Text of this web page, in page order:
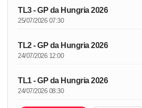
TL3 - GP da Hungria 2026
25/07/2026 07:30
TL2 - GP da Hungria 2026
24/07/2026 12:00
TL1 - GP da Hungria 2026
24/07/2026 08:30